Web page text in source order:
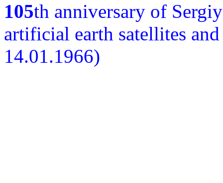
105th anniversary of
artificial earth satellites
14.01.1966)